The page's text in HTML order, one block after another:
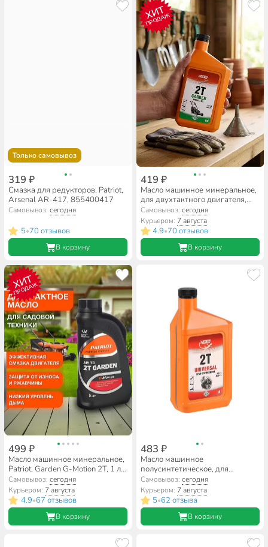
Только самовывоз
319 ₽
Смазка для редукторов, Patriot,
Arsenal AR-417, 855400417
Самовывоз:сегодня
5•70 отзывов
В корзину
ХИТ
ПРОДАЖ
419 ₽
Масло машинное минеральное,
для двухтактного двигателя,
3Ton, Country ST-501, 1 л, 40236
Самовывоз: сегодня
Курьером: 7 августа
4.9•70 отзывов
В корзину
ХИТ
ПРОДАЖ
499 ₽
Масло машинное минеральное,
Patriot, Garden G-Motion 2T, 1 л,
850030300
Самовывоз:сегодня
Курьером: 7 августа
4.9•67 отзывов
В корзину
483 ₽
Масло машинное
полусинтетическое, для
двухтактного двигателя, 3Ton,
Country ST-502, 1 л, 40238
Самовывоз: сегодня
Курьером: 7 августа
5•62 отзыва
В корзину